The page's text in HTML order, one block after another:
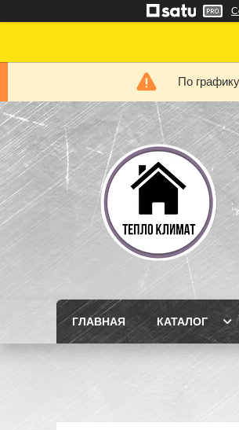
По
ГЛАВНАЯ КАТАЛОГ